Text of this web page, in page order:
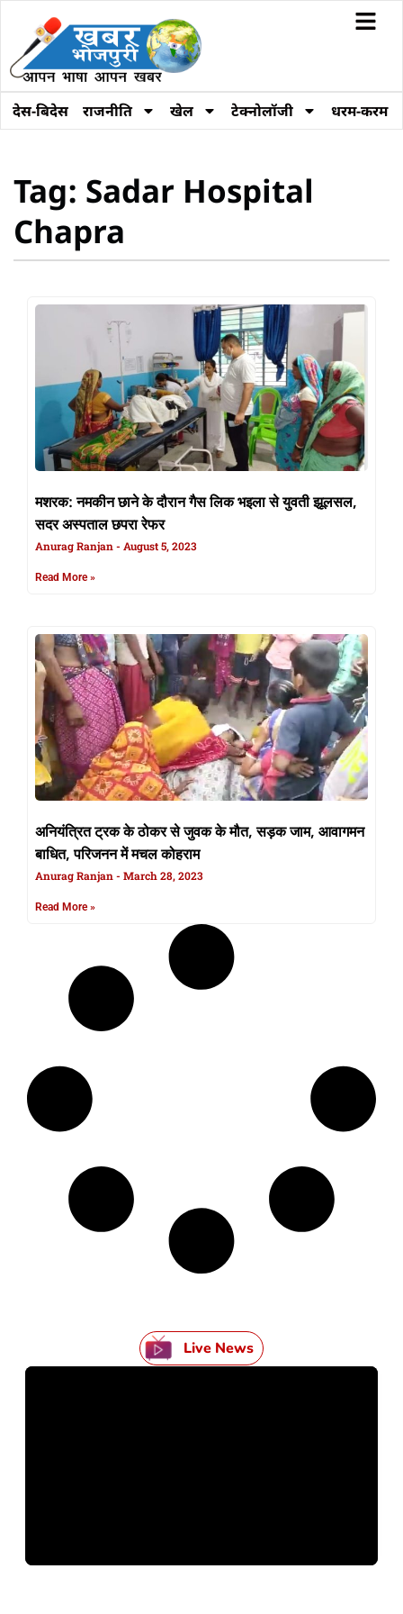
देस-बिदेस राजनीति खेल टेक्नोलॉजी धरम-करम
Tag: Sadar Hospital
Chapra
मशरक: नमकीन छाने के दौरान गैस लिक भइला से युवती झूलसल,
सदर अस्पताल छपरा रेफर
Anurag Ranjan August 5, 2023
Read More »
अनियंत्रित ट्रक के ठोकर से जुवक के मौत, सड़क जाम, आवागमन
बाधित, परिजनन में मचल कोहराम
Anurag Ranjan March 28, 2023
Read More »
Live News